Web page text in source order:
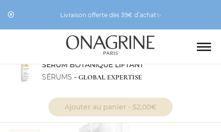
Livraison offerte dès 39€ d’achat✨
SÉRUM BOTANIQUE LIFTANT
SÉRUMS - GLOBAL EXPERTISE
Ajouter au panier - 52,00€